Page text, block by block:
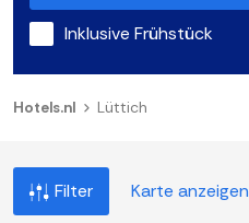
Inklusive Frühstück
Hotels.nl Lüttich
Filter Karte anzeigen